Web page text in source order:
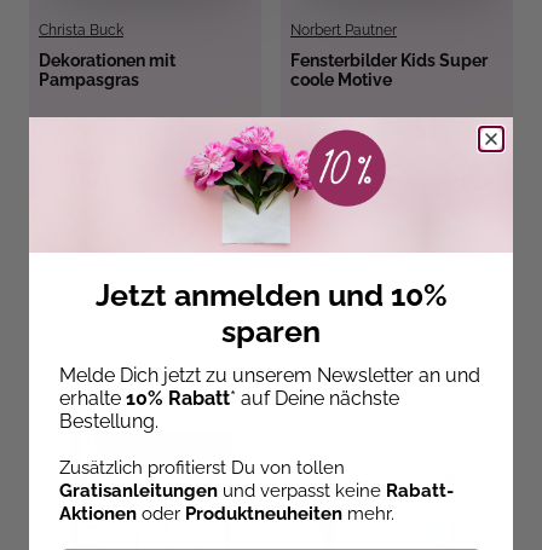
Christa Buck
Dekorationen mit
Pampasgras
Norbert Pautner
Fensterbilder Kids Super
coole Motive
Sofort Lieferbar
8,99 €
6,00 €
Entdecke unsere Neuheiten!
Jetzt anmelden und 10%
sparen
Melde Dich jetzt zu unserem Newsletter an und
erhalte 10% Rabatt* auf Deine nächste
Bestellung.
Zusätzlich profitierst Du von tollen
Gratisanleitungen und verpasst keine Rabatt-
Aktionen oder Produktneuheiten mehr.